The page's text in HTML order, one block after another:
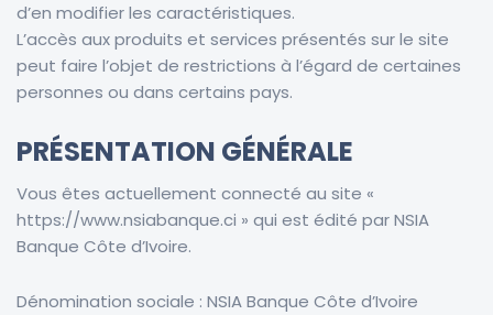
d’en modifier les caractéristiques.
L’accès aux produits et services présentés sur le site
peut faire l’objet de restrictions à l’égard de certaines
personnes ou dans certains pays.
PRÉSENTATION GÉNÉRALE
Vous êtes actuellement connecté au site «
https://www.nsiabanque.ci » qui est édité parNSIA
Banque Côte d’Ivoire.
Dénomination sociale : NSIA Banque Côte d’Ivoire